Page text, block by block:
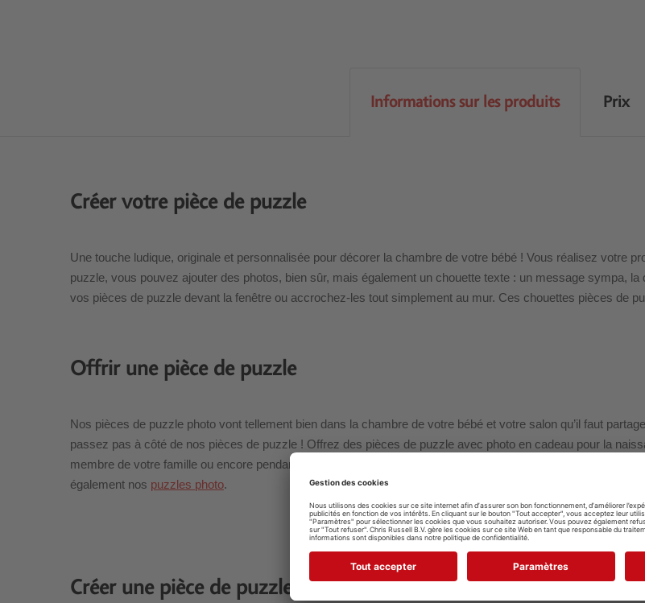
Informations sur les produits Prix
Créer votre pièce de puzzle
Une touche ludique, originale et personnalisée pour décorer la chambre de votre bébé ! Vous réalisez votre
puzzle, vous pouvez ajouter des photos, bien sûr, mais également un chouette texte : un message sympa,
vos pièces de puzzle devant la fenêtre ou accrochez-les tout simplement au mur. Ces chouettes pièces de
Offrir une pièce de puzzle
Nos pièces de puzzle photo vont tellement bien dans la chambre de votre bébé et votre salon qu’il faut
passez pas à côté de nos pièces de puzzle ! Offrez des pièces de puzzle avec photo en cadeau pour la
membre de votre famille ou encore pendant les fêtes. Vous avez trouvé votre moitié ? Offrez-lui une pièce
également nos puzzles photo.
Créer une pièce de puzzle